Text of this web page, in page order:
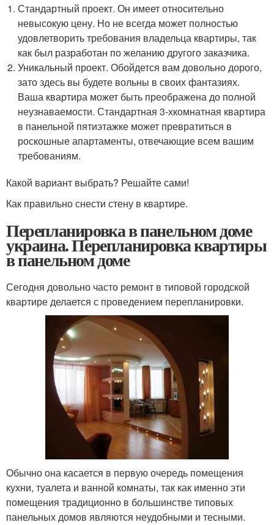
Стандартный проект. Он имеет относительно
невысокую цену. Но не всегда может полностью
удовлетворить требования владельца квартиры, так
как был разработан по желанию другого заказчика.
Уникальный проект. Обойдется вам довольно дорого,
зато здесь вы будете вольны в своих фантазиях.
Ваша квартира может быть преображена до полной
неузнаваемости. Стандартная 3-хкомнатная квартира
в панельной пятиэтажке может превратиться в
роскошные апартаменты, отвечающие всем вашим
требованиям.
Какой вариант выбрать? Решайте сами!
Как правильно снести стену в квартире.
Перепланировка в панельном доме
украина. Перепланировка квартиры
в панельном доме
Сегодня довольно часто ремонт в типовой городской
квартире делается с проведением перепланировки.
Обычно она касается в первую очередь помещения
кухни, туалета и ванной комнаты, так как именно эти
помещения традиционно в большинстве типовых
панельных домов являются неудобными и тесными.